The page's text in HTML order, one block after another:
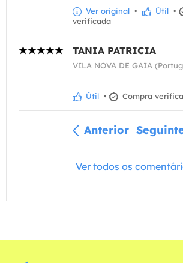
Ver original • Útil •
verificada
TANIA PATRICIA
VILA NOVA DE GAIA
Útil • Compra
Anterior
Ver todos os